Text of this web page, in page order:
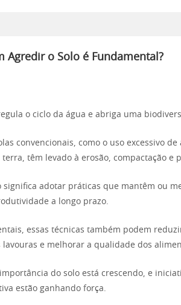
Agredir o Solo é Fundamental?
o ciclo da água e abriga uma
convencionais, como o uso excessivo de
têm levado à erosão, compactação e
significa adotar práticas que mantêm ou
a longo prazo.
essas técnicas também podem
e melhorar a qualidade dos
do solo está crescendo, e
estão ganhando força.